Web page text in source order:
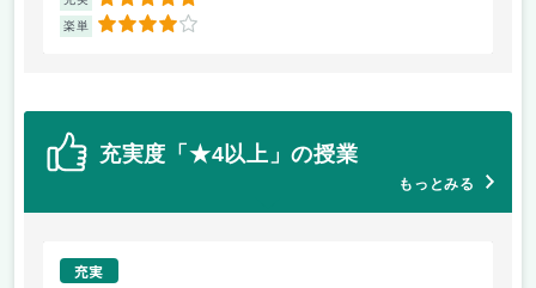
楽単 4
充実度「★4以上」の授業
もっとみる
充実